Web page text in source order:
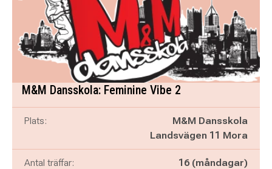
M&M Dansskola: Feminine Vibe 2
Plats:
M&M Dansskola
Landsvägen 11 Mora
Antal träffar: 16 (måndagar)